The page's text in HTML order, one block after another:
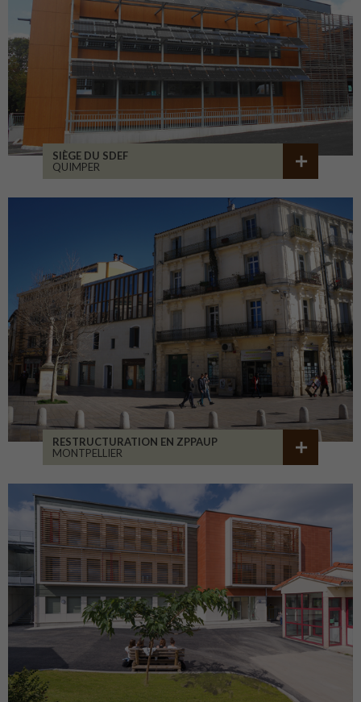
SIÈGE DU SDEF
QUIMPER
RESTRUCTURATION EN ZPPAUP
MONTPELLIER